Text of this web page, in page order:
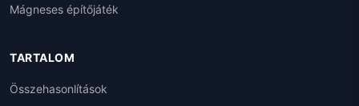
Mágneses építőjáték
TARTALOM
Összehasonlítások